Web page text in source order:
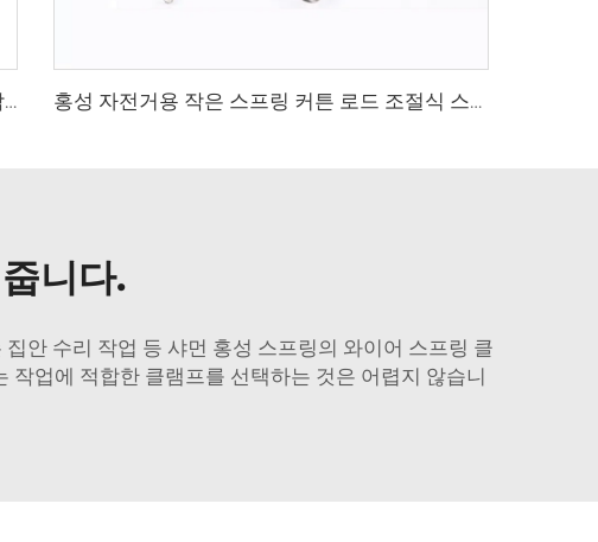
홍성 터치 버튼 스프링 클램프 튜브 잠금 핀 천막 막대 밀어 넣기 V 자형 터치 버튼 스프링 홍성 자전거용 작은 스프링 커튼 로드 조절식 스프링 클램프 텐셔너 전갈바니화
니다.
안 수리 작업 등 샤먼 홍성 스프링의 와이어 스프링 클
작업에 적합한 클램프를 선택하는 것은 어렵지 않습니